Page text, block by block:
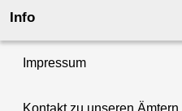
Info
Impressum
Kontakt zu unseren Ämtern